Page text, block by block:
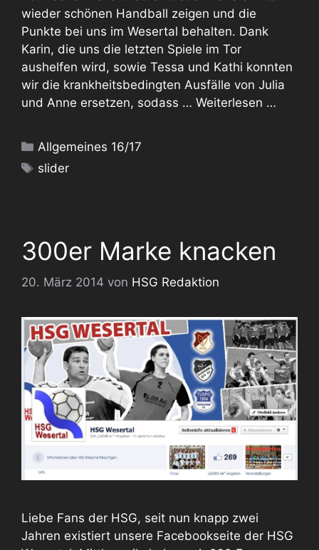
wieder schönen Handball zeigen und die
Punkte bei uns im Wesertal behalten. Dank
Karin, die uns die letzten Spiele im Tor
aushelfen wird, sowie Tessa und Kathi konnten
wir die krankheitsbedingten Ausfälle von Julia
und Anne ersetzen, sodass … Weiterlesen …
Kategorien
Allgemeines 16/17
Schlagwörter
slider
300er Marke knacken
20. März 2014 von HSG Redaktion
Liebe Fans der HSG, seit nun knapp zwei
Jahren existiert unsere Facebookseite der HSG